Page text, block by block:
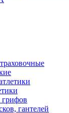
грифов
гантелей